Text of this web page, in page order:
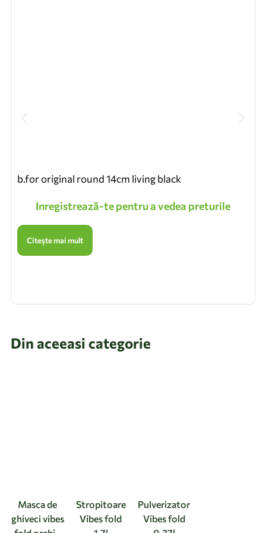
b.for original round 14cm living black
Inregistrează-te pentru a vedea preturile
Citește mai mult
Din aceeasi categorie
Masca de
ghiveci vibes
Stropitoare
Vibes fold
Pulverizator
Vibes fold